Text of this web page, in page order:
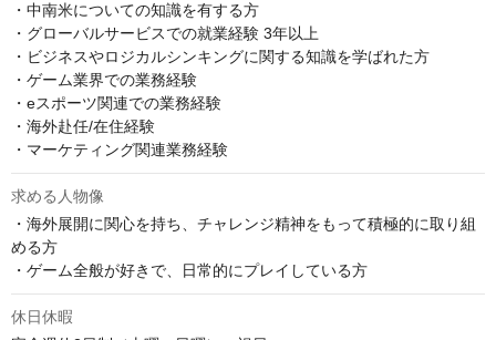
・中南米についての知識を有する方
・グローバルサービスでの就業経験 3年以上
・ビジネスやロジカルシンキングに関する知識を学ばれた方
・ゲーム業界での業務経験
・eスポーツ関連での業務経験
・海外赴任/在住経験
・マーケティング関連業務経験
求める人物像
・海外展開に関心を持ち、チャレンジ精神をもって積極的に取り組
める方
・ゲーム全般が好きで、日常的にプレイしている方
休日休暇